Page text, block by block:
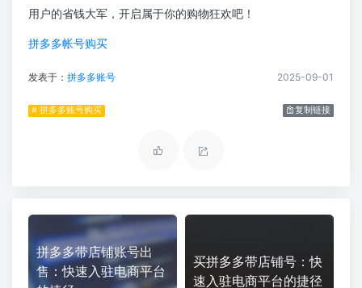
用户的省钱大军，开启属于你的购物狂欢吧！
拼多多帐号购买
发表于： 拼多多账号 2025-09-01
# 拼多多账号购买 复制链接
拼多多带店铺账号出
售：快速入驻电商平台
买拼多多带店铺号：快
速入驻电商平台的捷径